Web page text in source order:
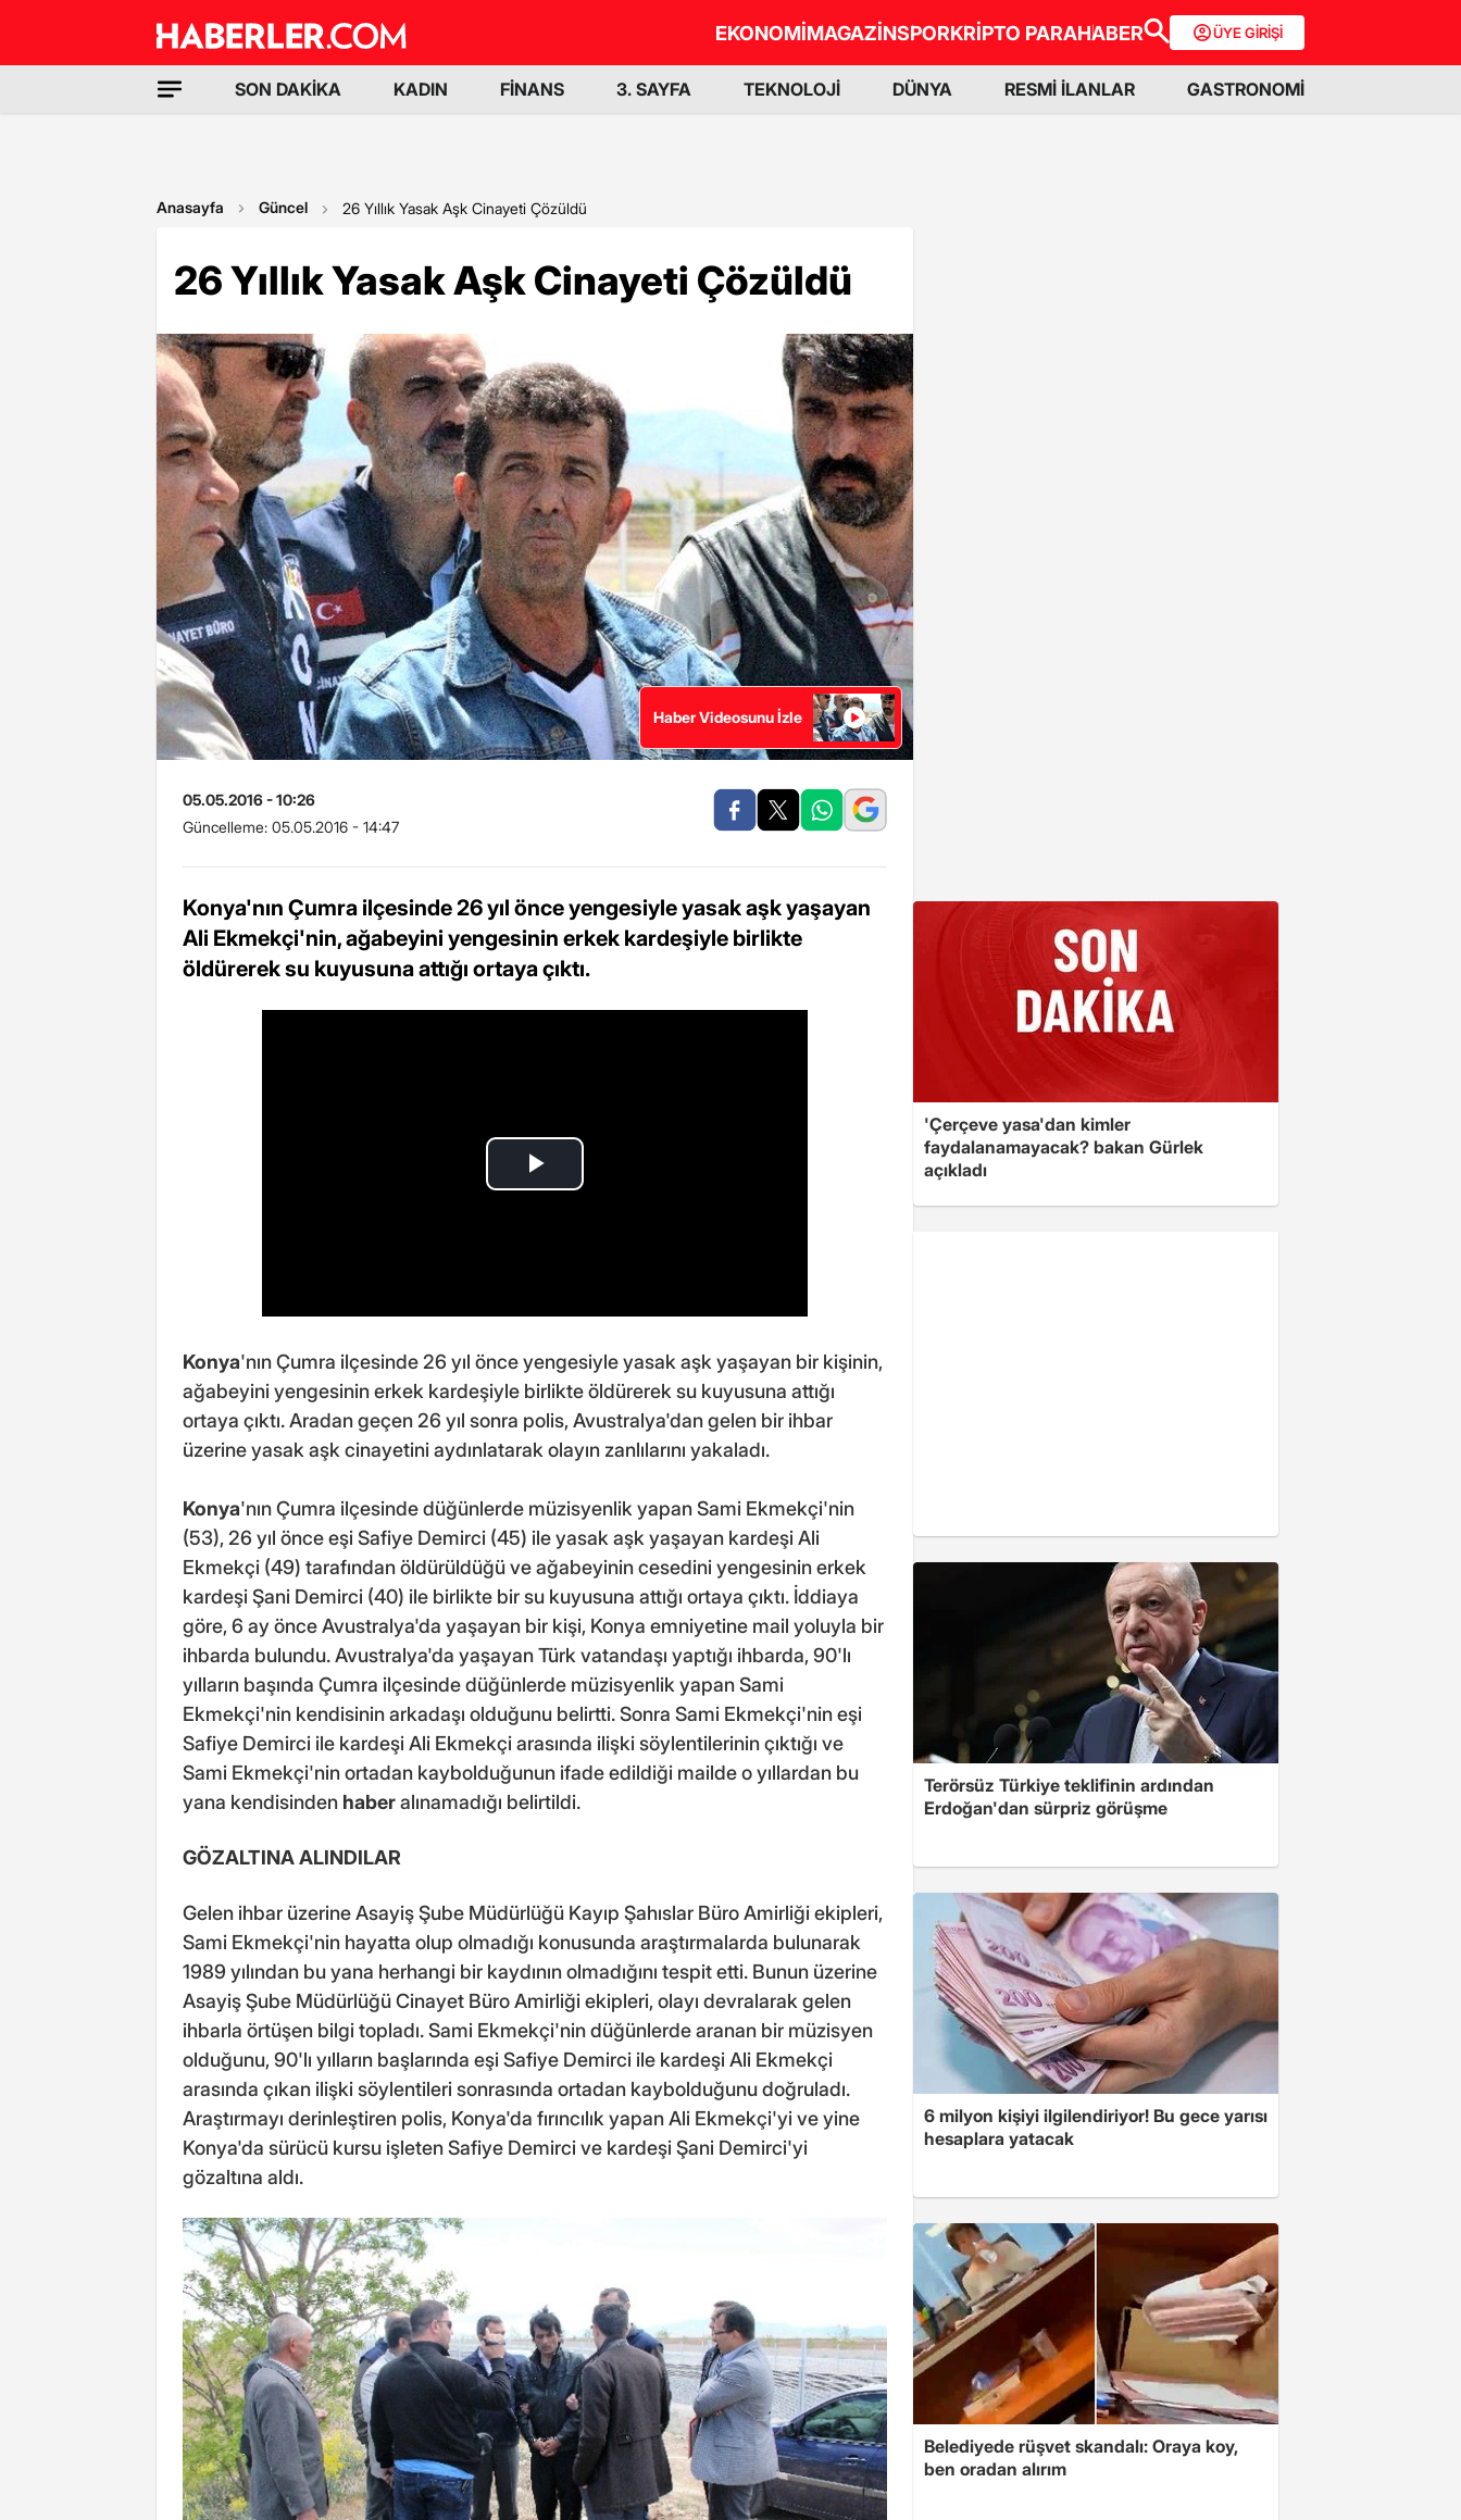
EKONOMİMAGAZİNSPORKRİPTO PARAHABER ÜYE GİRİŞİ
SON DAKİKA KADIN FİNANS 3. SAYFA TEKNOLOJİ DÜNYA RESMİ İLANLAR GASTRONOMİ
Anasayfa Güncel 26 Yıllık Yasak Aşk Cinayeti Çözüldü
26 Yıllık Yasak Aşk Cinayeti Çözüldü
Haber Videosunu İzle
05.05.2016 - 10:26
Güncelleme: 05.05.2016 - 14:47
Konya'nın Çumra ilçesinde 26 yıl önce yengesiyle yasak aşk yaşayan
Ali Ekmekçi'nin, ağabeyini yengesinin erkek kardeşiyle birlikte
öldürerek su kuyusuna attığı ortaya çıktı.
Konya'nın Çumra ilçesinde 26 yıl önce yengesiyle yasak aşk yaşayan bir kişinin,
ağabeyini yengesinin erkek kardeşiyle birlikte öldürerek su kuyusuna attığı
ortaya çıktı. Aradan geçen 26 yıl sonra polis, Avustralya'dan gelen bir ihbar
üzerine yasak aşk cinayetini aydınlatarak olayın zanlılarını yakaladı.
Konya'nın Çumra ilçesinde düğünlerde müzisyenlik yapan Sami Ekmekçi'nin
(53), 26 yıl önce eşi Safiye Demirci (45) ile yasak aşk yaşayan kardeşi Ali
Ekmekçi (49) tarafından öldürüldüğü ve ağabeyinin cesedini yengesinin erkek
kardeşi Şani Demirci (40) ile birlikte bir su kuyusuna attığı ortaya çıktı. İddiaya
göre, 6 ay önce Avustralya'da yaşayan bir kişi, Konya emniyetine mail yoluyla bir
ihbarda bulundu. Avustralya'da yaşayan Türk vatandaşı yaptığı ihbarda, 90'lı
yılların başında Çumra ilçesinde düğünlerde müzisyenlik yapan Sami
Ekmekçi'nin kendisinin arkadaşı olduğunu belirtti. Sonra Sami Ekmekçi'nin eşi
Safiye Demirci ile kardeşi Ali Ekmekçi arasında ilişki söylentilerinin çıktığı ve
Sami Ekmekçi'nin ortadan kaybolduğunun ifade edildiği mailde o yıllardan bu
yana kendisinden haberalınamadığı belirtildi.
GÖZALTINA ALINDILAR
Gelen ihbar üzerine Asayiş Şube Müdürlüğü Kayıp Şahıslar Büro Amirliği ekipleri,
Sami Ekmekçi'nin hayatta olup olmadığı konusunda araştırmalarda bulunarak
1989 yılından bu yana herhangi bir kaydının olmadığını tespit etti. Bunun üzerine
Asayiş Şube Müdürlüğü Cinayet Büro Amirliği ekipleri, olayı devralarak gelen
ihbarla örtüşen bilgi topladı. Sami Ekmekçi'nin düğünlerde aranan bir müzisyen
olduğunu, 90'lı yılların başlarında eşi Safiye Demirci ile kardeşi Ali Ekmekçi
arasında çıkan ilişki söylentileri sonrasında ortadan kaybolduğunu doğruladı.
Araştırmayı derinleştiren polis, Konya'da fırıncılık yapan Ali Ekmekçi'yi ve yine
Konya'da sürücü kursu işleten Safiye Demirci ve kardeşi Şani Demirci'yi
gözaltına aldı.
'Çerçeve yasa'dan kimler
faydalanamayacak? bakan Gürlek
açıkladı
Terörsüz Türkiye teklifinin ardından
Erdoğan'dan sürpriz görüşme
6 milyon kişiyi ilgilendiriyor! Bu gece yarısı
hesaplara yatacak
Belediyede rüşvet skandalı: Oraya koy,
ben oradan alırım